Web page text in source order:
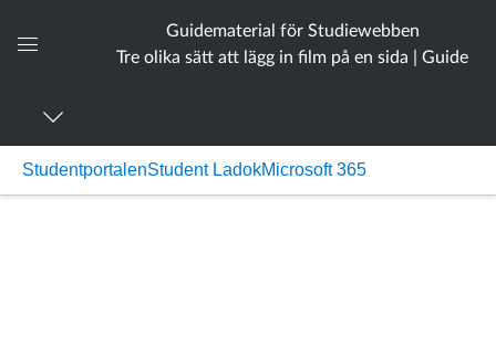
Guidematerial för Studiewebben
Tre olika sätt att lägg in film på en sida | Guide
StudentportalenStudent LadokMicrosoft 365